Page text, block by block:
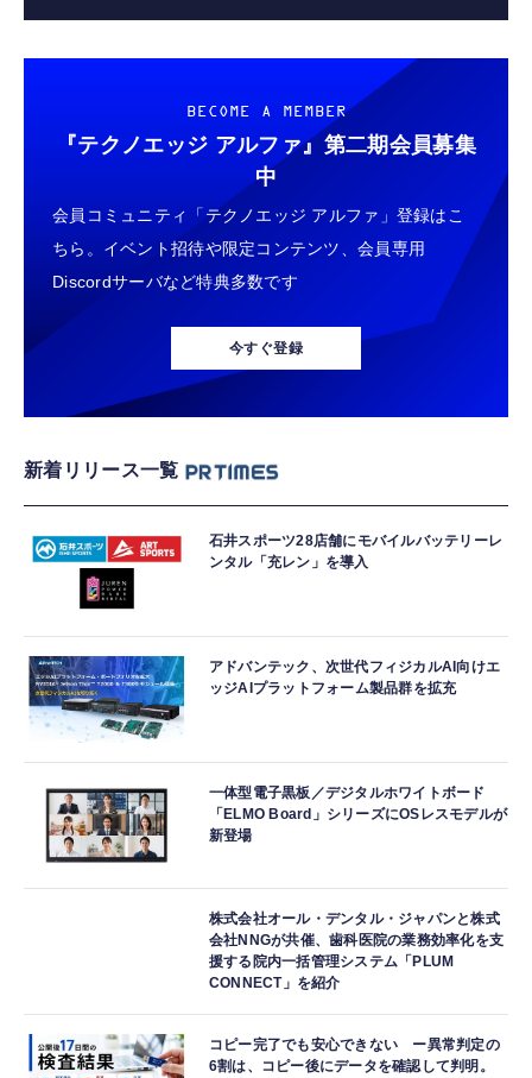
BECOME A MEMBER
『テクノエッジ アルファ』 第二期会員募集
中
会員コミュニティ「テクノエッジ アルファ」登録はこ
ちら。イベント招待や限定コンテンツ、会員専用
Discordサーバなど特典多数です
今すぐ登録
新着リリース一覧
石井スポーツ28店舗にモバイルバッテリーレ
ンタル「充レン」を導入
アドバンテック、次世代フィジカルAI向けエ
ッジAIプラットフォーム製品群を拡充
一体型電子黒板／デジタルホワイトボード
「ELMO Board」シリーズにOSレスモデルが
新登場
株式会社オール・デンタル・ジャパンと株式
会社NNGが共催、歯科医院の業務効率化を支
援する院内一括管理システム「PLUM
CONNECT」を紹介
コピー完了でも安心できない ー異常判定の
6割は、コピー後にデータを確認して判明。